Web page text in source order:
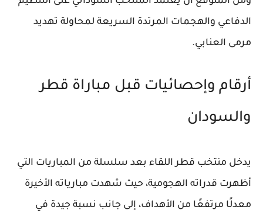
الدفاعي والهجمات المرتدة السريعة لمحاولة تهديد
مرمى العنابي.
أرقام وإحصائيات قبل مباراة قطر
والسودان
يدخل منتخب قطر اللقاء بعد سلسلة من المباريات التي
أظهرت قدراته الهجومية، حيث شهدت مبارياته الأخيرة
معدلًا مرتفعًا من الأهداف، إلى جانب نسبة جيدة في